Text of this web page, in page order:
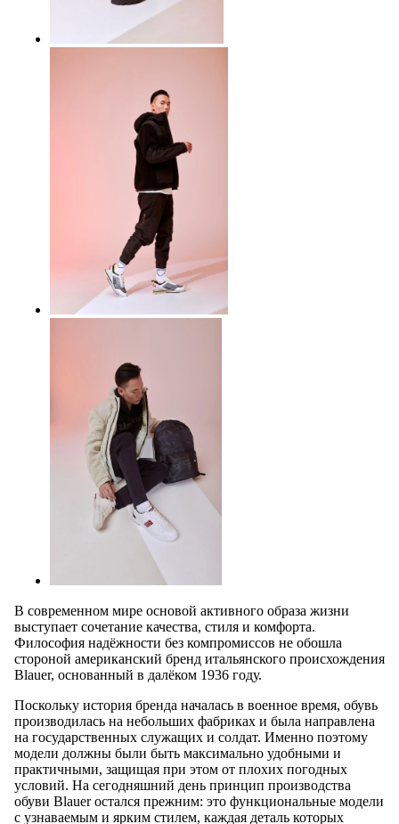
В современном мире основой активного образа жизни
выступает сочетание качества, стиля и комфорта.
Философия надёжности без компромиссов не обошла
стороной американский бренд итальянского происхождения
Blauer, основанный в далёком 1936 году.
Поскольку история бренда началась в военное время, обувь
производилась на небольших фабриках и была направлена
на государственных служащих и солдат. Именно поэтому
модели должны были быть максимально удобными и
практичными, защищая при этом от плохих погодных
условий. На сегодняшний день принцип производства
обуви Blauer остался прежним: это функциональные модели
с узнаваемым и ярким стилем, каждая деталь которых